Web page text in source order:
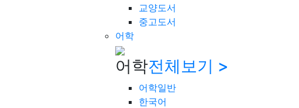
교양도서
중고도서
어학
어학전체보기 >
어학일반
한국어